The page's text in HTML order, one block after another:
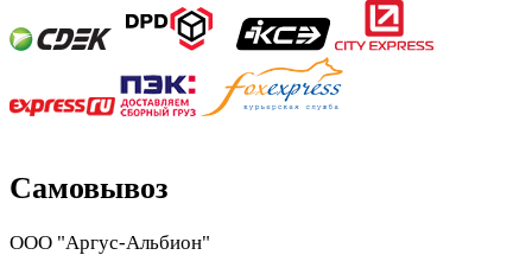
Самовывоз
ООО "Аргус-Альбион"